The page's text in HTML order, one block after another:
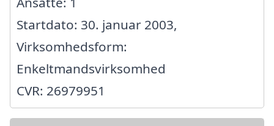
Startdato: 30. januar 2003,
Virksomhedsform:
Enkeltmandsvirksomhed
CVR: 26979951